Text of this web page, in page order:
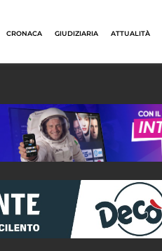
CRONACA GIUDIZIARIA ATTUALITÀ